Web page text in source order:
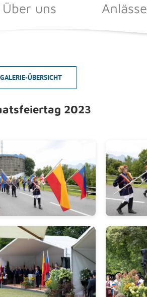
Über uns Anlässe
GALERIE-ÜBERSICHT
2023